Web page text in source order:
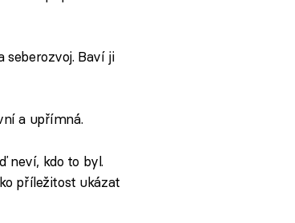
seberozvoj. Baví ji
a upřímná.
neví, kdo to byl.
příležitost ukázat